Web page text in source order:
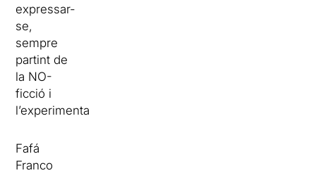
expressar-
se,
sempre
partint de
la NO-
ficció i
l’experimentació.
Fafá
Franco